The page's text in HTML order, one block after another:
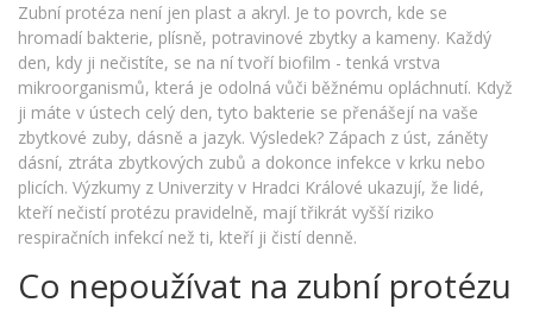
Zubní protéza není jen plast a akryl. Je to povrch, kde se
hromadí bakterie, plísně, potravinové zbytky a kameny. Každý
den, kdy ji nečistíte, se na ní tvoří biofilm - tenká vrstva
mikroorganismů, která je odolná vůči běžnému opláchnutí. Když
ji máte v ústech celý den, tyto bakterie se přenášejí na vaše
zbytkové zuby, dásně a jazyk. Výsledek? Zápach z úst, záněty
dásní, ztráta zbytkových zubů a dokonce infekce v krku nebo
plicích. Výzkumy z Univerzity v Hradci Králové ukazují, že lidé,
kteří nečistí protézu pravidelně, mají třikrát vyšší riziko
respiračních infekcí než ti, kteří ji čistí denně.
Co nepoužívat na zubní protézu